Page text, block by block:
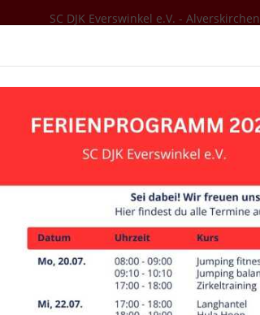
SC DJK Everswinkel e.V. -
schon für die
uns ab 4 Jahre